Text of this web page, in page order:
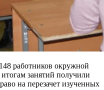
работников окружной
занятий получили
на перезачет изученных